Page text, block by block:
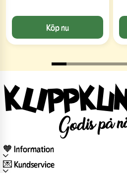
Köp nu
🧡 Information
💌 Kundservice